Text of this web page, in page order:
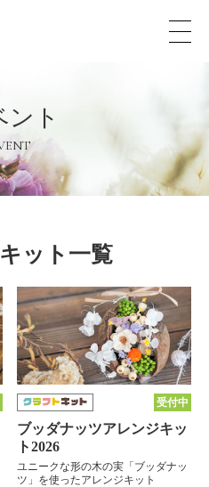
メ
ント
ット一覧
受付中
ブッダナッツアレンジキッ
ト2026
ユニークな形の木の実「ブッダナッ
ツ」を使ったアレンジキット